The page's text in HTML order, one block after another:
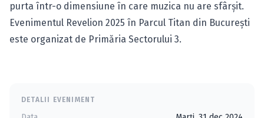
purta într-o dimensiune în care muzica nu are sfârșit.
Evenimentul Revelion 2025 în Parcul Titan din București
este organizat de Primăria Sectorului 3.
DETALII EVENIMENT